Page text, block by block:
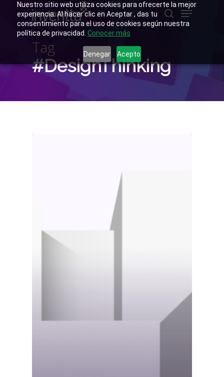
Nuestro sitio web utiliza cookies para ofrecerte la mejor
experiencia. Al hacer clic en Aceptar , das tu
consentimiento para el uso de cookies según nuestra
política de privacidad. Conocer más
Denegar Acepto
content
buscar
Menu
Tag
#DesignThinking